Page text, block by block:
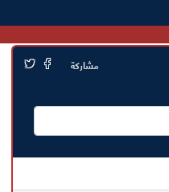
مشاركة